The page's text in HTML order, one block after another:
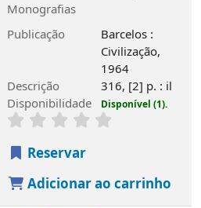
Monografias
Publicação
Barcelos :
Civilização,
1964
Descrição
316, [2] p. : il
Disponibilidade
Disponível (1).
Reservar
Adicionar ao carrinho